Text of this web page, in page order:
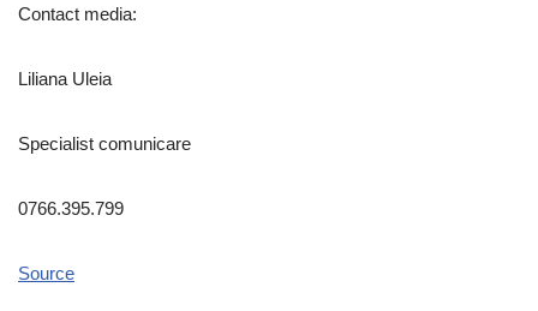
Contact media:
Liliana Uleia
Specialist comunicare
0766.395.799
Source